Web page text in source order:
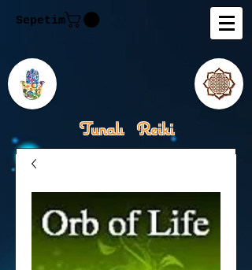
Sepetim
Tunalı Reiki
Kişisel Gelişimde Rehberiniz
Tanju M.Tunalı Özlem
Tunalı